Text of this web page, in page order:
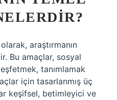
araştırmanın
Bu amaçlar, sosyal
tanımlamak
için tasarlanmış üç
keşifsel, betimleyici ve